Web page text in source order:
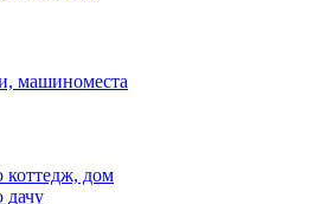
машиноместа
дом